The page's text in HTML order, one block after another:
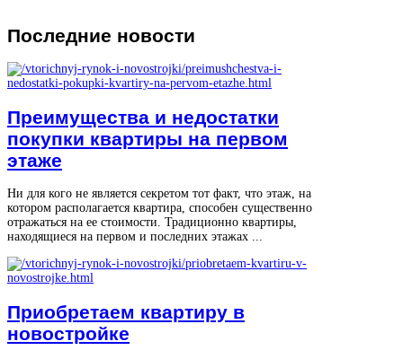
Последние новости
Преимущества и недостатки
покупки квартиры на первом
этаже
Ни для кого не является секретом тот факт, что этаж, на
котором располагается квартира, способен существенно
отражаться на ее стоимости. Традиционно квартиры,
находящиеся на первом и последних этажах ...
Приобретаем квартиру в
новостройке